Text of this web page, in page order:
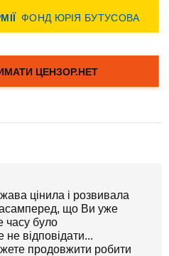
цінила і розвивала
що Ви уже
часу було
відповідати...
продовжити робити